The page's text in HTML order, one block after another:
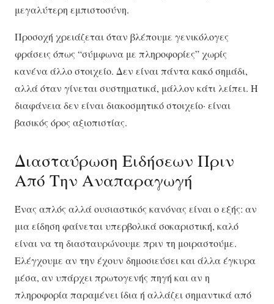
μεγαλύτερη εμπιστοσύνη.
Προσοχή χρειάζεται όταν βλέπουμε γενικόλογες
φράσεις όπως “σύμφωνα με πληροφορίες” χωρίς
κανένα άλλο στοιχείο. Δεν είναι πάντα κακό σημάδι,
αλλά όταν γίνεται συστηματικά, μάλλον κάτι λείπει. Η
διαφάνεια δεν είναι διακοσμητικό στοιχείο· είναι
βασικός όρος αξιοπιστίας.
Διασταύρωση Ειδήσεων Πριν
Από Την Αναπαραγωγή
Ένας απλός αλλά ουσιαστικός κανόνας είναι ο εξής: αν
μια είδηση φαίνεται υπερβολικά σοκαριστική, καλό
είναι να τη διασταυρώνουμε πριν τη μοιραστούμε.
Ελέγχουμε αν την έχουν δημοσιεύσει και άλλα έγκυρα
μέσα, αν υπάρχει πρωτογενής πηγή και αν η
πληροφορία παραμένει ίδια ή αλλάζει σημαντικά από